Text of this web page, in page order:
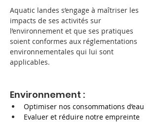
Aquatic landes s’engage à maîtriser les
impacts de ses activités sur
l’environnement et que ses pratiques
soient conformes aux réglementations
environnementales qui lui sont
applicables.
Environnement :
Optimiser nos consommations d’eau
Evaluer et réduire notre empreinte